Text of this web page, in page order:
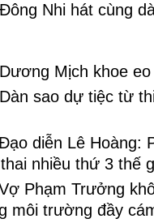
Đông Nhi hát cùng
Dương Mịch khoe
Dàn sao dự tiệc từ
diễn Lê Hoàng:
nhiều thứ 3 thế
Phạm Trưởng
môi trường đầy